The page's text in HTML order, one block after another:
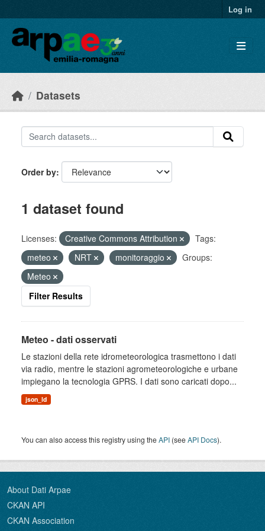
Log in
Datasets
Order by
1 dataset found
Licenses: Creative Commons Attribution
Tags:
meteo
NRT monitoraggio
Groups:
Meteo
Filter Results
Meteo - dati osservati
Le stazioni della rete idrometeorologica trasmettono i dati
via radio, mentre le stazioni agrometeorologiche e urbane
impiegano la tecnologia GPRS. I dati sono caricati dopo...
json_ld
You can also access this registry using theAPI (seeAPI Docs).
About Dati Arpae
CKAN API
CKAN Association